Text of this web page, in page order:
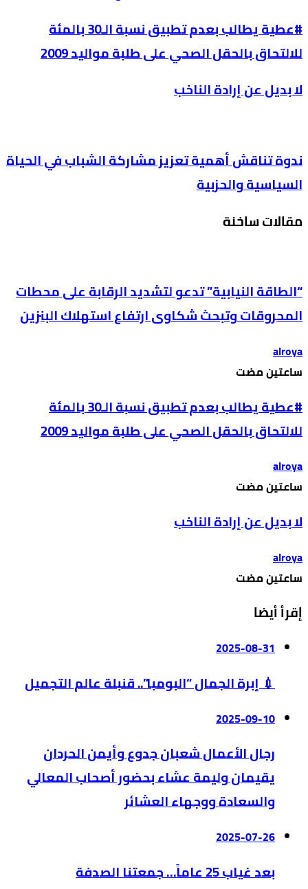
#عطية يطالب بعدم تطبيق نسبة الـ30 بالمئة
للالتحاق بالحقل الصحي على طلبة مواليد 2009
لا بديل عن إرادة الناخب
ندوة تناقش أهمية تعزيز مشاركة الشباب في الحياة
السياسية والحزبية
مقالات ساخنة
“الطاقة النيابية” تدعو لتشديد الرقابة على محطات
المحروقات وتبحث شكاوى ارتفاع استهلاك البنزين
alroya
‫‫‫‏‫ساعتين مضت‬
#عطية يطالب بعدم تطبيق نسبة الـ30 بالمئة
للالتحاق بالحقل الصحي على طلبة مواليد 2009
alroya
‫‫‫‏‫ساعتين مضت‬
لا بديل عن إرادة الناخب
alroya
‫‫‫‏‫ساعتين مضت‬
إقرأ أيضا
2025-08-31
💉 إبرة الجمال “البومبا”.. قنبلة عالم التجميل
2025-09-10
رجال الأعمال شعبان جدوع وأيمن الحردان
يقيمان وليمة عشاء بحضور أصحاب المعالي
والسعادة ووجهاء العشائر
2025-07-26
بعد غياب 25 عاماً… جمعتنا الصدفة